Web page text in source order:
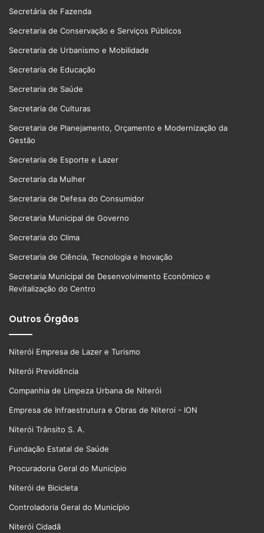
Secretária de Fazenda
Secretaria de Conservação e Serviços Públicos
Secretaria de Urbanismo e Mobilidade
Secretaria de Educação
Secretaria de Saúde
Secretaria de Culturas
Secretaria de Planejamento, Orçamento e Modernização da
Gestão
Secretaria de Esporte e Lazer
Secretaria da Mulher
Secretaria de Defesa do Consumidor
Secretaria Municipal de Governo
Secretaria do Clima
Secretaria de Ciência, Tecnologia e Inovação
Secretaria Municipal de Desenvolvimento Econômico e
Revitalização do Centro
Outros Órgãos
Niterói Empresa de Lazer e Turismo
Niterói Previdência
Companhia de Limpeza Urbana de Niterói
Empresa de Infraestrutura e Obras de Niteroi - ION
Niterói Trânsito S. A.
Fundação Estatal de Saúde
Procuradoria Geral do Município
Niterói de Bicicleta
Controladoria Geral do Município
Niterói Cidadã